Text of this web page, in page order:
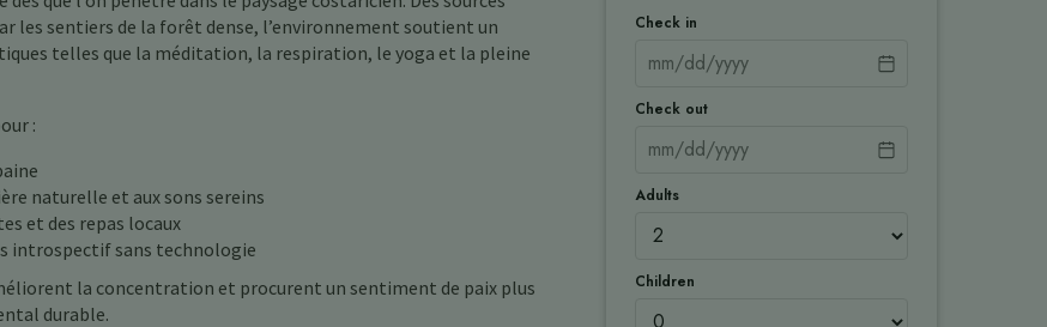
les sentiers de la forêt dense, l’environnement soutient un
telles que la méditation, la respiration, le yoga et la pleine
:
naturelle et aux sons sereins
et des repas locaux
introspectif sans technologie
la concentration et procurent un sentiment de paix plus
durable.
Check in
Check out
Adults
Children